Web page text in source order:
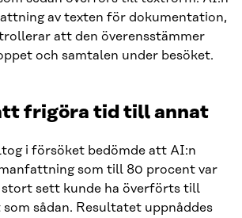
av texten för dokumentation,
att den överensstämmer
och samtalen under besöket.
frigöra tid till annat
i försöket bedömde att AI:n
som till 80 procent var
stort sett kunde ha överförts till
sådan. Resultatet uppnåddes